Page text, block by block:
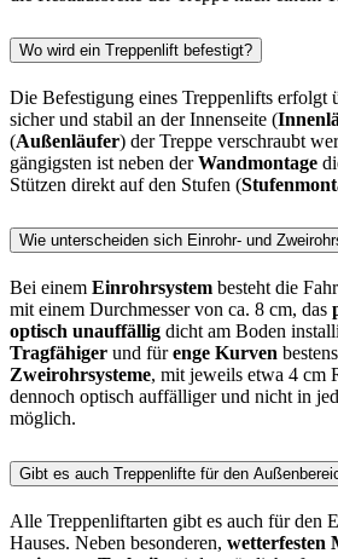
Wo wird ein Treppenlift befestigt?
Die Befestigung eines Treppenlifts erfolgt
sicher und stabil an der Innenseite (
(Außenläufer) der Treppe verschraubt
gängigsten ist neben derWandmontage
Stützen direkt auf den Stufen (
Wie unterscheiden sich Einrohr- und
Bei einem Einrohrsystem besteht die
mit einem Durchmesser von ca. 8 cm, das
optisch unauffällig dicht am Boden
Tragfähiger und fürenge Kurven
Zweirohrsysteme, mit jeweils etwa 4 cm
dennoch optisch auffälliger und nicht in
möglich.
Gibt es auch Treppenlifte für den
Alle Treppenliftarten gibt es auch für den
Hauses. Neben besonderen, wetterfesten